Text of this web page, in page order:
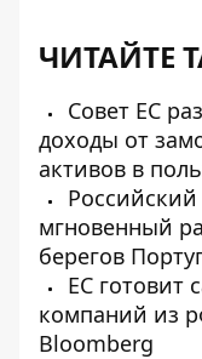
ЧИТАЙТЕ
Совет ЕС
доходы от
активов в
мгновенный
берегов
ЕС готовит
компаний из
Bloomberg